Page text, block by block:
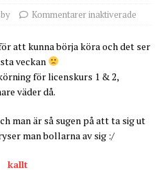
Kommentarer inaktiverade
att kunna börja köra och det ser
veckan
för licenskurs 1 & 2,
väder då.
man är så sugen på att ta sig ut
man bollarna av sig :/